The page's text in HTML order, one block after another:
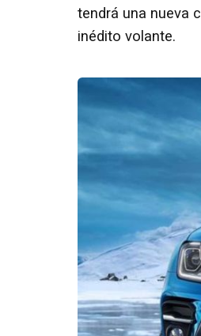
tendrá una nueva
inédito volante.